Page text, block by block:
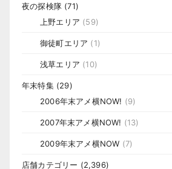
夜の探検隊 (71)
上野エリア (59)
御徒町エリア (1)
浅草エリア (10)
年末特集(29)
2006年末アメ横NOW! (9)
2007年末アメ横NOW! (13)
2009年末アメ横NOW (7)
店舗カテゴリー (2,396)